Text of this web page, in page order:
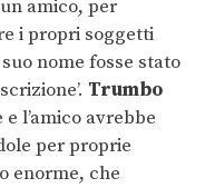
amico, per
i propri soggetti
nome fosse stato
Trumbo
l’amico avrebbe
per proprie
enorme, che